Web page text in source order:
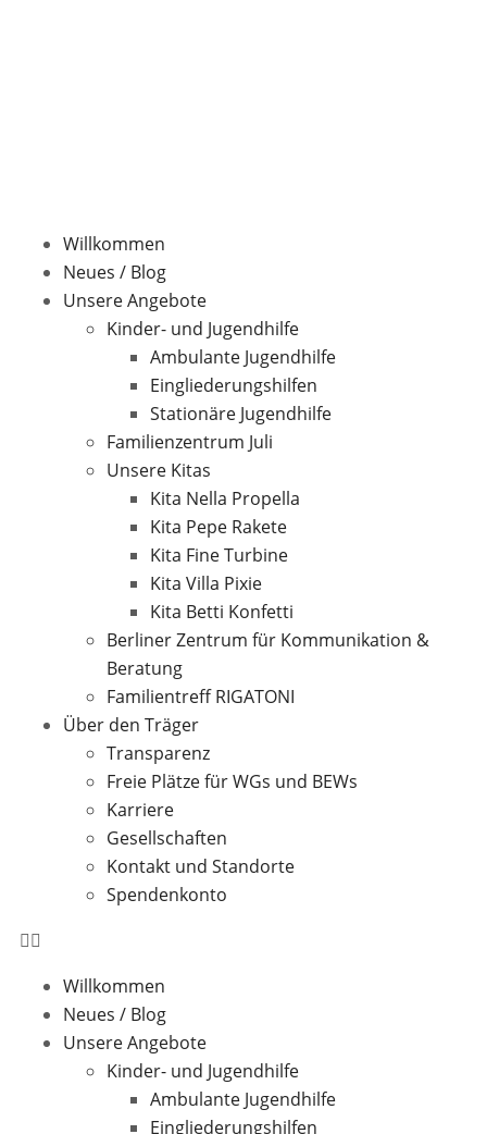
Willkommen
Neues / Blog
Unsere Angebote
Kinder- und Jugendhilfe
Ambulante Jugendhilfe
Eingliederungshilfen
Stationäre Jugendhilfe
Familienzentrum Juli
Unsere Kitas
Kita Nella Propella
Kita Pepe Rakete
Kita Fine Turbine
Kita Villa Pixie
Kita Betti Konfetti
Berliner Zentrum für Kommunikation &
Beratung
Familientreff RIGATONI
Über den Träger
Transparenz
Freie Plätze für WGs und BEWs
Karriere
Gesellschaften
Kontakt und Standorte
Spendenkonto
Willkommen
Neues / Blog
Unsere Angebote
Kinder- und Jugendhilfe
Ambulante Jugendhilfe
Eingliederungshilfen